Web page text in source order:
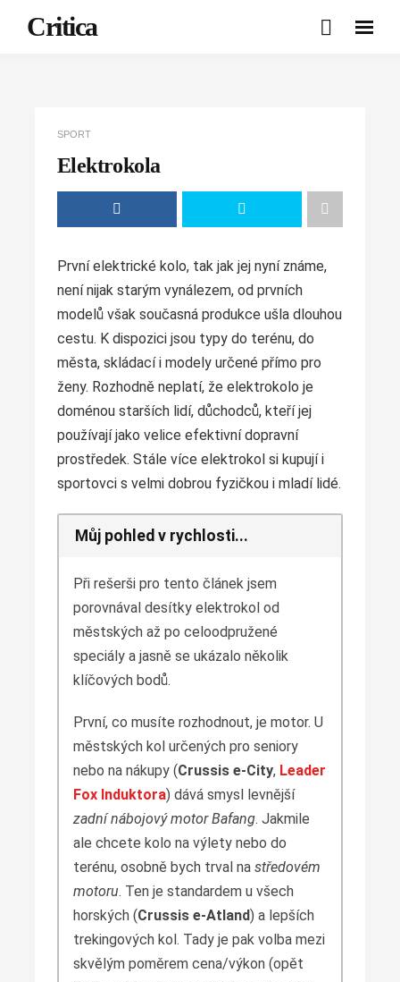
Critica
SPORT
Elektrokola
První elektrické kolo, tak jak jej nyní známe,
není nijak starým vynálezem, od prvních
modelů však současná produkce ušla dlouhou
cestu. K dispozici jsou typy do terénu, do
města, skládací i modely určené přímo pro
ženy. Rozhodně neplatí, že elektrokolo je
doménou starších lidí, důchodců, kteří jej
používají jako velice efektivní dopravní
prostředek. Stále více elektrokol si kupují i
sportovci s velmi dobrou fyzičkou i mladí lidé.
Můj pohled v rychlosti...
Při rešerši pro tento článek jsem
porovnával desítky elektrokol od
městských až po celoodpružené
speciály a jasně se ukázalo několik
klíčových bodů.
První, co musíte rozhodnout, je motor. U
městských kol určených pro seniory
nebo na nákupy (Crussis e-City, Leader
Fox Induktora) dává smysl levnější
zadní nábojový motor Bafang. Jakmile
ale chcete kolo na výlety nebo do
terénu, osobně bych trval na středovém
motoru. Ten je standardem u všech
horských (Crussis e-Atland) a lepších
trekingových kol. Tady je pak volba mezi
skvělým poměrem cena/výkon (opět